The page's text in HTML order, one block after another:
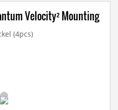
Velocity² Mounting
(4pcs)